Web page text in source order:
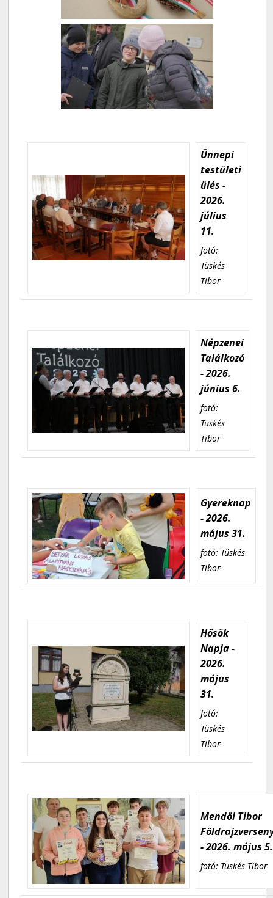
Ünnepi
testületi
ülés -
2026.
július
11.
fotó:
Tüskés
Tibor
Népzenei
Találkozó
- 2026.
június 6.
fotó:
Tüskés
Tibor
Gyereknap
- 2026.
május 31.
fotó: Tüskés
Tibor
Hősök
Napja -
2026.
május
31.
fotó:
Tüskés
Tibor
Mendöl Tibor
- 2026. május 5.
fotó: Tüskés Tibor